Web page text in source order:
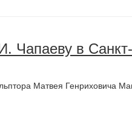
Чапаеву в
Матвея Генриховича